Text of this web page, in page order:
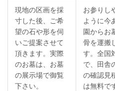
現地の区画を採
寸した後、ご希
望の石や形を伺
いご提案させて
頂きます。実際
のお墓は、お墓
の展示場で御覧
下さい。
お参りし
ように今
園からお
骨を運搬
す。全国
で、田舎
の確認見
は無料で